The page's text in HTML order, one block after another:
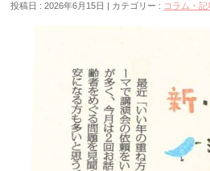
投稿日 : 2026年6月15日 | カテゴリー : コラム・記